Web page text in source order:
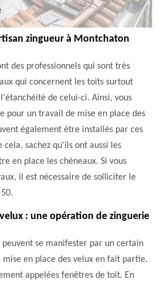
zingueur à Montchaton
des professionnels qui sont très
qui concernent les toits surtout
de celui-ci. Ainsi, vous
pour un travail de mise en place des
également être installés par ces
cela, sachez qu'ils ont aussi les
en place les chéneaux. Si vous
il est nécessaire de solliciter le
: une opération de zinguerie
peuvent se manifester par un certain
en place des velux en fait partie.
appelées fenêtres de toit. En